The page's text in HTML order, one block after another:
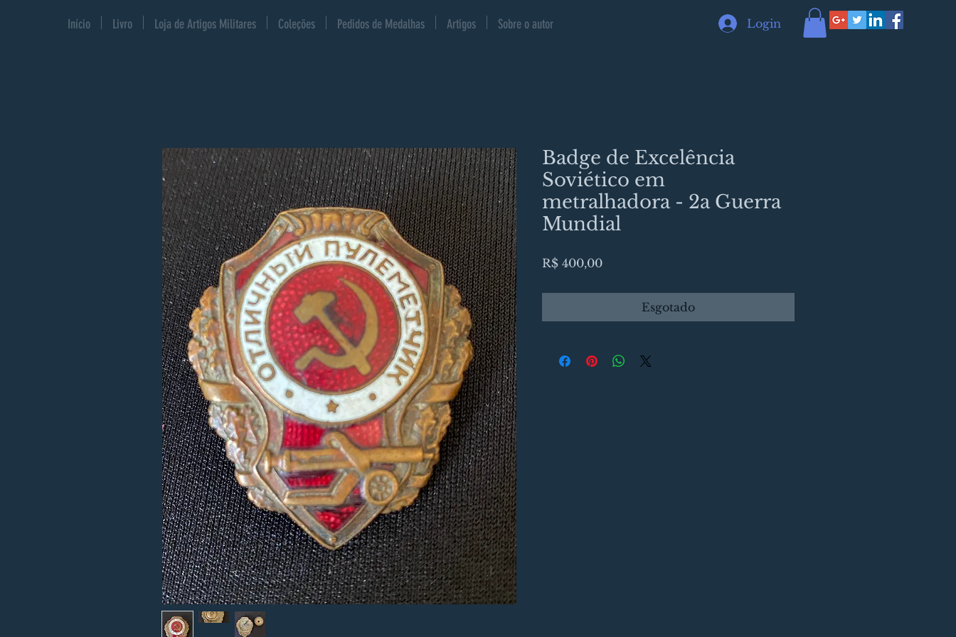
Login
Início Livro Loja de Artigos Militares Coleções Pedidos de Medalhas Artigos Sobre o autor
Badge de Excelência
Soviético em
metralhadora - 2a Guerra
Mundial
R$ 400,00Preço
Esgotado